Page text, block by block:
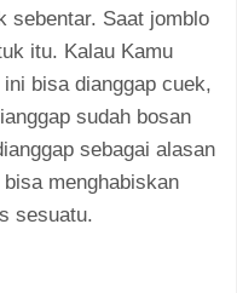
sebentar. Saat jomblo
itu. Kalau Kamu
bisa dianggap cuek,
sudah bosan
sebagai alasan
menghabiskan
sesuatu.